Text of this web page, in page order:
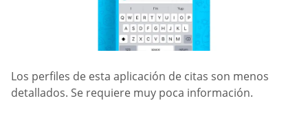
Los perfiles de esta aplicación de citas son menos
detallados. Se requiere muy poca información.